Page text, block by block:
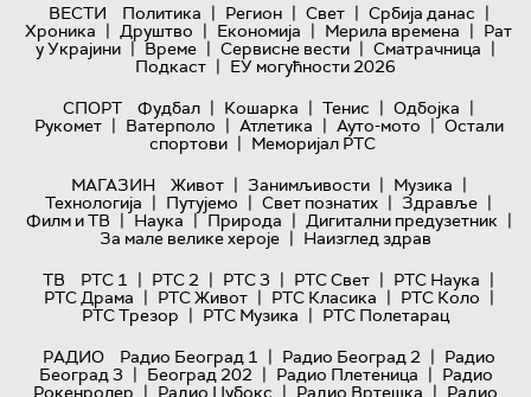
ВЕСТИ Политика | Регион | Свет | Србија данас |
Хроника | Друштво | Економија | Мерила времена | Рат
у Украјини | Време | Сервисне вести | Сматрачница |
Подкаст | ЕУ могућности 2026
СПОРТ
Фудбал | Кошарка | Тенис | Одбојка |
Рукомет | Ватерполо | Атлетика | Ауто-мото | Остали
спортови | Меморијал РТС
МАГАЗИН
Живот | Занимљивости | Музика |
Технологијa | Путујемо | Свет познатих | Здравље |
Филм и ТВ | Наука | Природа | Дигитални предузетник |
За мале велике хероје | Наизглед здрав
ТВ
РТС 1 | РТС 2 | РТС 3 | РТС Свет | РТС Наука |
РТС Драма | РТС Живот | РТС Класика | РТС Коло |
РТС Трезор | РТС Музика | РТС Полетарац
РАДИО
Радио Београд 1 | Радио Београд 2 | Радио
Београд 3 | Београд 202 | Радио Плетеница | Радио
Рокенролер | Радио Џубокс | Радио Вртешка | Радио